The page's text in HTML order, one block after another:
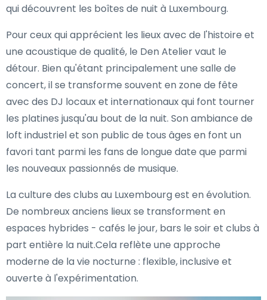
qui découvrent les boîtes de nuit à Luxembourg.
Pour ceux qui apprécient les lieux avec de l'histoire et
une acoustique de qualité, le Den Atelier vaut le
détour. Bien qu'étant principalement une salle de
concert, il se transforme souvent en zone de fête
avec des DJ locaux et internationaux qui font tourner
les platines jusqu'au bout de la nuit. Son ambiance de
loft industriel et son public de tous âges en font un
favori tant parmi les fans de longue date que parmi
les nouveaux passionnés de musique.
La culture des clubs au Luxembourg est en évolution.
De nombreux anciens lieux se transforment en
espaces hybrides - cafés le jour, bars le soir et clubs à
part entière la nuit.Cela reflète une approche
moderne de la vie nocturne : flexible, inclusive et
ouverte à l'expérimentation.